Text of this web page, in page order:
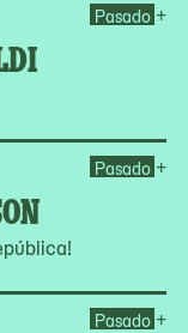
Pasado +
Pasado +
Pasado +